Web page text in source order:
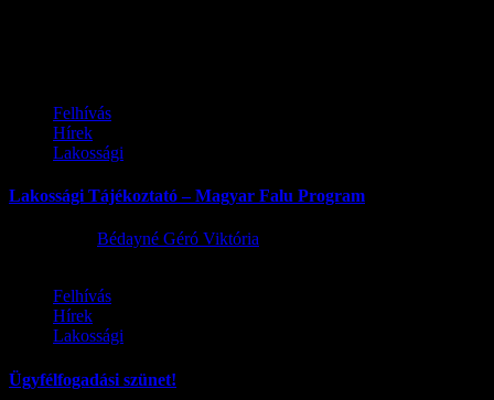
Felhívás
Hírek
Lakossági
Lakossági Tájékoztató – Magyar Falu Program
Bédayné Géró Viktória
Felhívás
Hírek
Lakossági
Ügyfélfogadási szünet!